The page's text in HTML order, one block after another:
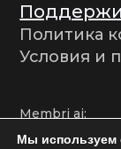
Поддержи
Политика
Условия и
Membri ai:
Мы используем